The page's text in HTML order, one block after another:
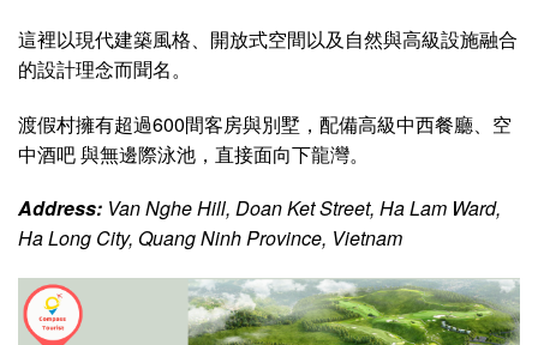
這裡以現代建築風格、開放式空間以及自然與高級設施融合
的設計理念而聞名。
渡假村擁有超過600間客房與別墅，配備高級中西餐廳、空
中酒吧 與無邊際泳池，直接面向下龍灣。
Address: Van Nghe Hill, Doan Ket Street, Ha Lam Ward,
Ha Long City, Quang Ninh Province, Vietnam